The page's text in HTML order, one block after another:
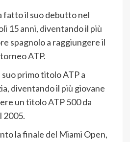
fatto il suo debutto nel
15 anni, diventando il più
spagnolo a raggiungere il
ATP.
suo primo titolo ATP a
diventando il più giovane
un titolo ATP 500 da
2005.
la finale del Miami Open,